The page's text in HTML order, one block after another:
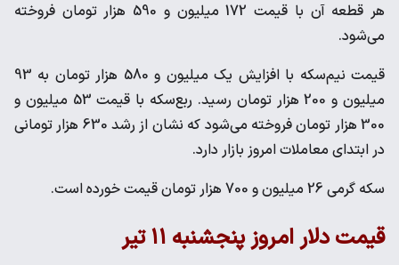
هر قطعه آن با قیمت 172 میلیون و 590 هزار تومان فروخته
می‌شود.
قیمت نیم‌سکه با افزایش یک میلیون و 580 هزار تومان به 93
میلیون و 200 هزار تومان رسید. ربع‌سکه با قیمت 53 میلیون و
300 هزار تومان فروخته می‌شود که نشان از رشد 630 هزار تومانی
در ابتدای معاملات امروز بازار دارد.
سکه گرمی 26 میلیون و 700 هزار تومان قیمت خورده است.
قیمت دلار امروز پنجشنبه ۱۱ تیر